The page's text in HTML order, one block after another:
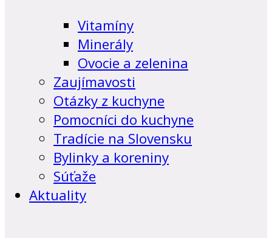
Vitamíny
Minerály
Ovocie a zelenina
Zaujímavosti
Otázky z kuchyne
Pomocníci do kuchyne
Tradície na Slovensku
Bylinky a koreniny
Súťaže
Aktuality